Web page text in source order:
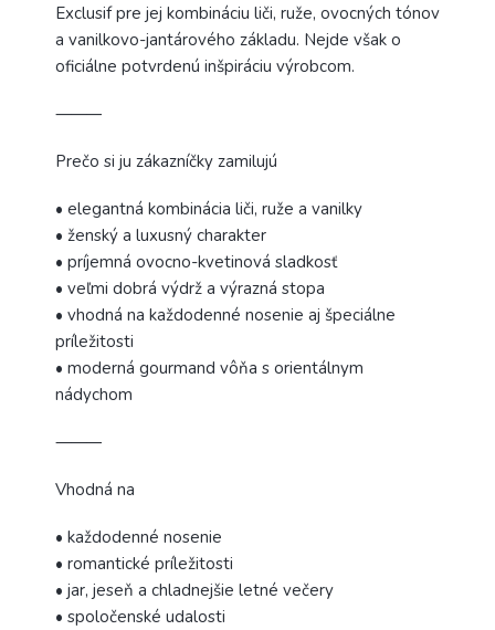
Exclusif pre jej kombináciu liči, ruže, ovocných tónov
a vanilkovo-jantárového základu. Nejde však o
oficiálne potvrdenú inšpiráciu výrobcom.
⸻
Prečo si ju zákazníčky zamilujú
• elegantná kombinácia liči, ruže a vanilky
• ženský a luxusný charakter
• príjemná ovocno-kvetinová sladkosť
• veľmi dobrá výdrž a výrazná stopa
• vhodná na každodenné nosenie aj špeciálne
príležitosti
• moderná gourmand vôňa s orientálnym
nádychom
⸻
Vhodná na
• každodenné nosenie
• romantické príležitosti
• jar, jeseň a chladnejšie letné večery
• spoločenské udalosti